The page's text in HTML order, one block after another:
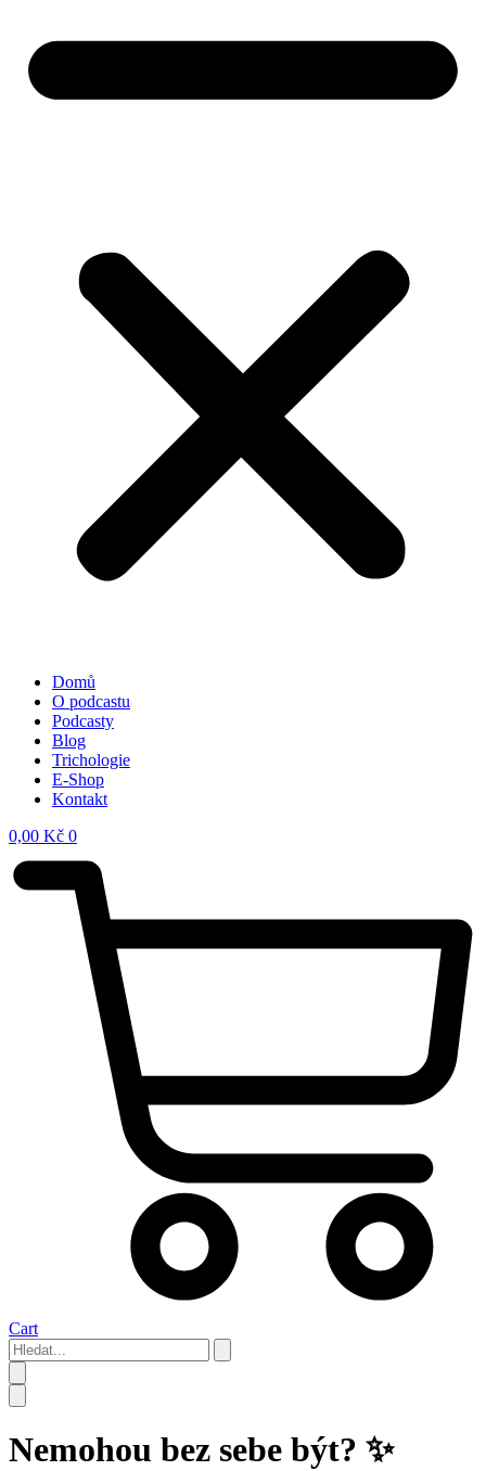
Domů
O podcastu
Podcasty
Blog
Trichologie
E-Shop
Kontakt
0,00 Kč 0
Cart
Hledat...
Nemohou bez sebe být? ✨